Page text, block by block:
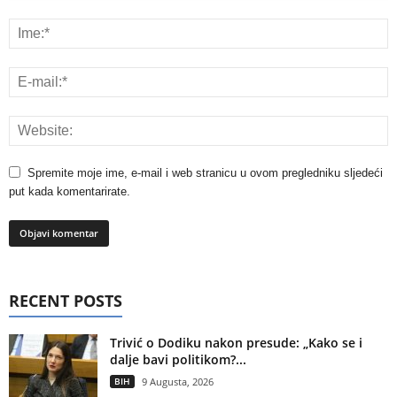
Spremite moje ime, e-mail i web stranicu u ovom pregledniku sljedeći
put kada komentarirate.
RECENT POSTS
Trivić o Dodiku nakon presude: „Kako se i
dalje bavi politikom?...
BIH 9 Augusta, 2026